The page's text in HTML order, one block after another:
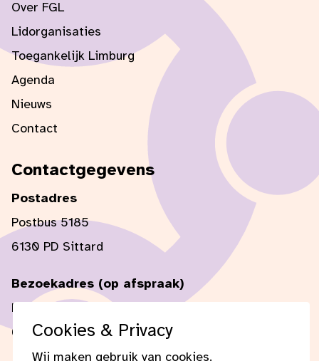
Cookies & Privacy
Wij maken gebruik van cookies.
Over FGL
Lidorganisaties
Toegankelijk Limburg
Agenda
Nieuws
Contact
Contactgegevens
Postadres
Postbus 5185
6130 PD Sittard
Bezoekadres (op afspraak)
Mercator 1
6135 KW Sittard